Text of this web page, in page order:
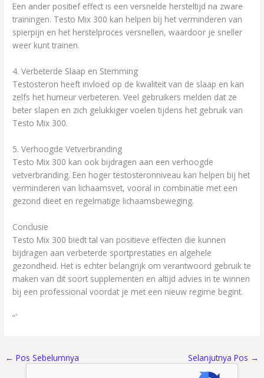
Een ander positief effect is een versnelde hersteltijd na zware
trainingen. Testo Mix 300 kan helpen bij het verminderen van
spierpijn en het herstelproces versnellen, waardoor je sneller
weer kunt trainen.
4. Verbeterde Slaap en Stemming
Testosteron heeft invloed op de kwaliteit van de slaap en kan
zelfs het humeur verbeteren. Veel gebruikers melden dat ze
beter slapen en zich gelukkiger voelen tijdens het gebruik van
Testo Mix 300.
5. Verhoogde Vetverbranding
Testo Mix 300 kan ook bijdragen aan een verhoogde
vetverbranding. Een hoger testosteronniveau kan helpen bij het
verminderen van lichaamsvet, vooral in combinatie met een
gezond dieet en regelmatige lichaamsbeweging.
Conclusie
Testo Mix 300 biedt tal van positieve effecten die kunnen
bijdragen aan verbeterde sportprestaties en algehele
gezondheid. Het is echter belangrijk om verantwoord gebruik te
maken van dit soort supplementen en altijd advies in te winnen
bij een professional voordat je met een nieuw regime begint.
“`
← Pos Sebelumnya Selanjutnya Pos →